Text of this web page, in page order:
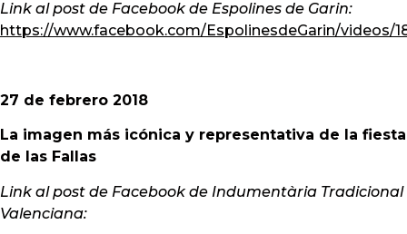
Link al post de Facebook de Espolines de Garin:
https://www.facebook.com/EspolinesdeGarin/videos/
27 de febrero 2018
La imagen más icónica y representativa de la fiesta
de las Fallas
Link al post de Facebook de Indumentària Tradicional
Valenciana: